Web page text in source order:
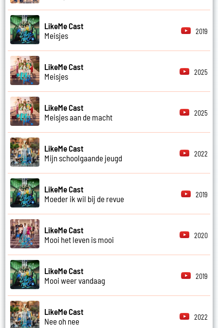
LikeMe Cast
Meisjes
2019
LikeMe Cast
Meisjes
2025
LikeMe Cast
Meisjes aan de macht
2025
LikeMe Cast
Mijn schoolgaande jeugd
2022
LikeMe Cast
Moeder ik wil bij de revue
2019
LikeMe Cast
Mooi het leven is mooi
2020
LikeMe Cast
Mooi weer vandaag
2019
LikeMe Cast
Nee oh nee
2022